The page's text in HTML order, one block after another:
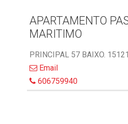
APARTAMENTO
MARITIMO
PRINCIPAL 57 BAIXO.
Email
606759940